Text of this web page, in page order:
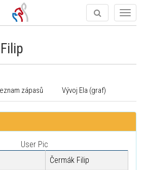
zápasů Vývoj Ela (graf)
Čermák Filip